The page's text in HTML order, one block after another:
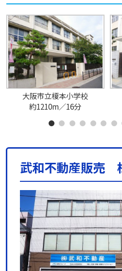
大阪市立榎本小学校
約1210m／16分
武和不動産販売